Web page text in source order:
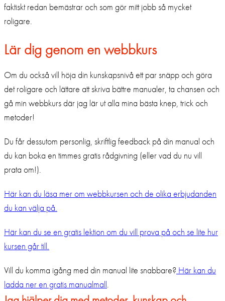
faktiskt redan bemästrar och som gör mitt jobb så mycket
roligare.
Lär dig genom en webbkurs
Om du också vill höja din kunskapsnivå ett par snäpp och göra
det roligare och lättare att skriva bättre manualer, ta chansen och
gå min webbkurs där jag lär ut alla mina bästa knep, trick och
metoder!
Du får dessutom personlig, skriftlig feedback på din manual och
du kan boka en timmes gratis rådgivning (eller vad du nu vill
prata om!).
Här kan du läsa mer om webbkursen och de olika erbjudanden
du kan välja på.
Här kan du se en gratis lektion om du vill prova på och se lite hur
kursen går till.
Vill du komma igång med din manual lite snabbare? Här kan du
ladda ner en gratis manualmall.